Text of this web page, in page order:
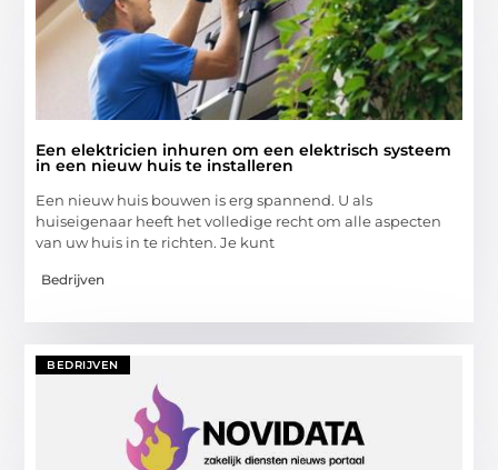
Een elektricien inhuren om een ​​elektrisch systeem
in een nieuw huis te installeren
Een nieuw huis bouwen is erg spannend. U als
huiseigenaar heeft het volledige recht om alle aspecten
van uw huis in te richten. Je kunt
Bedrijven
BEDRIJVEN